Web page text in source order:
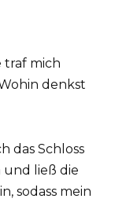
traf mich
denkst
das Schloss
und ließ die
sodass mein